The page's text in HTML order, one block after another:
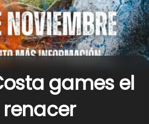
games el
renacer